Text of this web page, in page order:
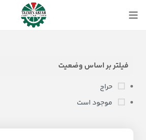
فیلتر بر اساس وضعیت
حراج
موجود است